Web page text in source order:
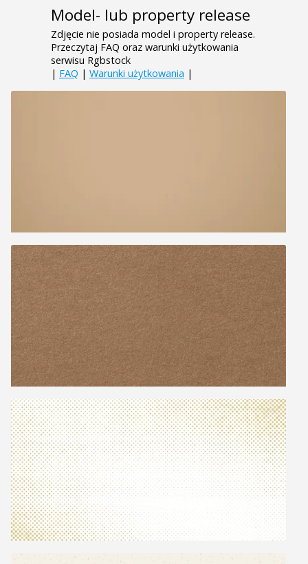
Model- lub property release
Zdjęcie nie posiada model i property release.
Przeczytaj FAQ oraz warunki użytkowania
serwisu Rgbstock
| FAQ | Warunki użytkowania |